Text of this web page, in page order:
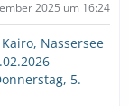
2025 um 16:24
Nassersee
5.